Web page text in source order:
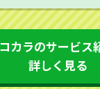
カラのサービス
詳しく見る